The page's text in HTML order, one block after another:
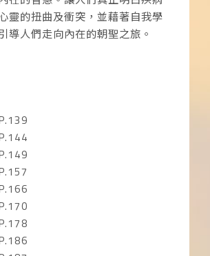
靈的扭曲及衝突，並藉著自我學
導人們走向內在的朝聖之旅。